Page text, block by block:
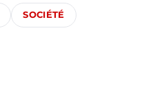
SOCIÉTÉ